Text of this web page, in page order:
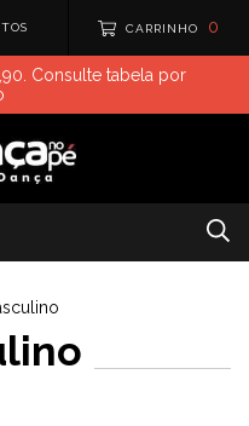
CARRINHO 0
Consulte tabela por